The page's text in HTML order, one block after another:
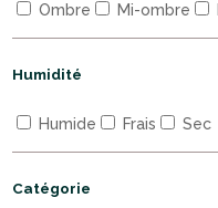
Ombre Mi-ombre
Humidité
Humide Frais Sec
Catégorie